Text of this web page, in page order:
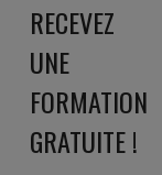
RECEVEZ
UNE
FORMATION
GRATUITE !